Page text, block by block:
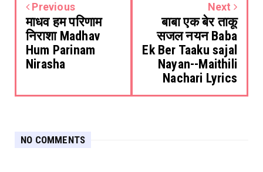
Previous
माधव हम परिणाम
निराशा Madhav
Hum Parinam
Nirasha
Next
बाबा एक बेर ताकू
सजल नयन Baba
Ek Ber Taaku sajal
Nayan--Maithili
Nachari Lyrics
NO COMMENTS